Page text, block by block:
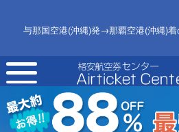
与那国空港(沖縄)発→那覇空港(沖縄)
toggle
navigation